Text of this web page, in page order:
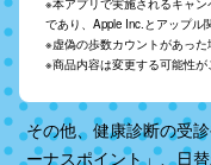
※本アプリで実施されるキャ
であり、Apple Inc.とアップル
※虚偽の歩数カウントがあった
※商品内容は変更する可能性が
その他、健康診断の受
ーナスポイント」、日